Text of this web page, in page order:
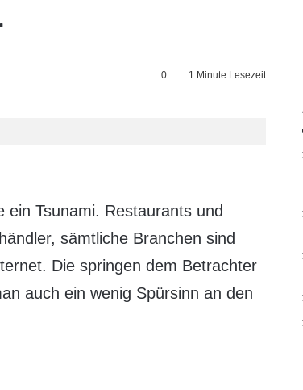
0 1 Minute Lesezeit
ein Tsunami. Restaurants und
sämtliche Branchen sind
Die springen dem Betrachter
auch ein wenig Spürsinn an den